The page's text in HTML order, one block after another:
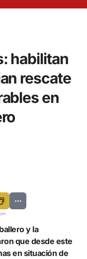
habilitan
rescate
en
que desde este
en situación de